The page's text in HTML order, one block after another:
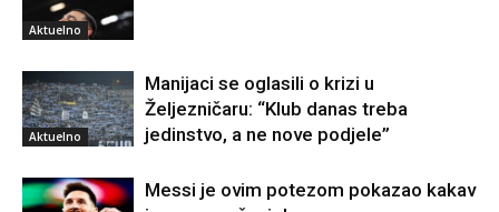
Aktuelno
Aktuelno
Manijaci se oglasili o krizi u
Željezničaru: “Klub danas treba
jedinstvo, a ne nove podjele”
Messi je ovim potezom pokazao kakav